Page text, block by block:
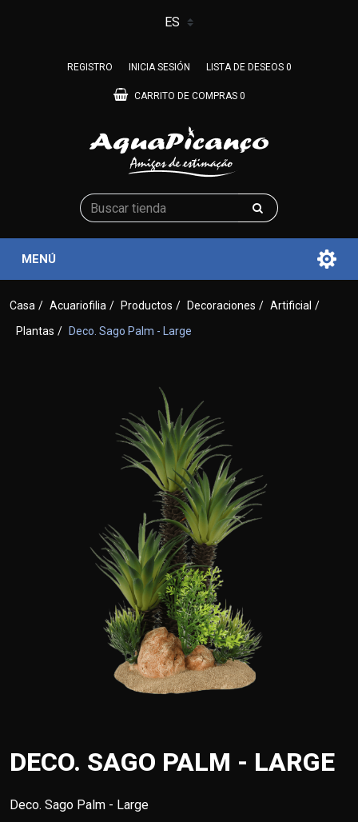
REGISTRO INICIA SESIÓN LISTA DE DESEOS 0
CARRITO DE COMPRAS 0
MENÚ
Casa / Acuariofilia / Productos / Decoraciones / Artificial /
Plantas / Deco. Sago Palm - Large
DECO. SAGO PALM - LARGE
Deco. Sago Palm - Large